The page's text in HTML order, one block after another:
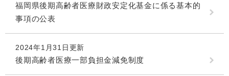
福岡県後期高齢者医療財政安定化基金に係る基本的
事項の公表
2024年1月31日更新
後期高齢者医療一部負担金減免制度